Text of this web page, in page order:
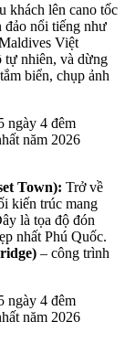
khách lên cano tốc
đảo nổi tiếng như
Việt
tự nhiên, và dừng
biển, chụp ảnh
Town): Trở về
kiến trúc mang
là tọa độ đón
nhất Phú Quốc.
– công trình